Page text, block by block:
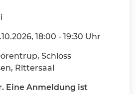
18:00 - 19:30 Uhr
Schloss
Rittersaal
Eine Anmeldung ist